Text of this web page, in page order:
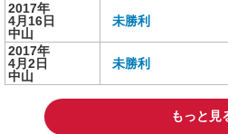
2017年
4月16日
中山
未勝利
2017年
4月2日
中山
未勝利
もっと見